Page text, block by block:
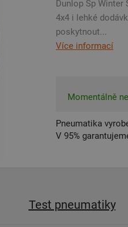
Dunlop Sp Winter
4x4 i lehké
poskytnout...
Více informací
Momentálně
Pneumatika
V 95%
Test pneumatiky